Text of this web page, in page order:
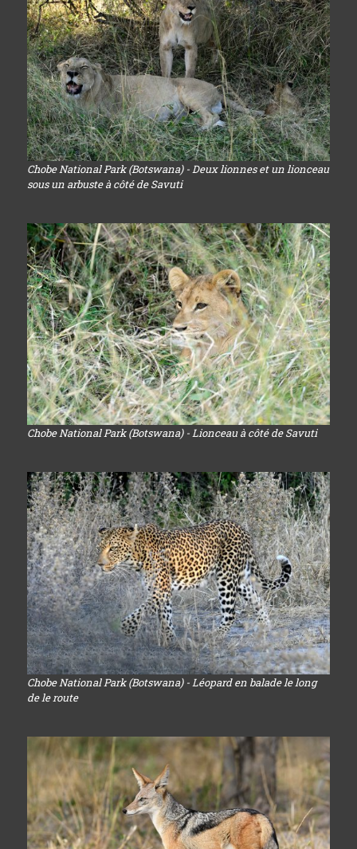
Chobe National Park (Botswana) - Deux lionnes et un lionceau
sous un arbuste à côté de Savuti
Chobe National Park (Botswana) - Lionceau à côté de Savuti
Chobe National Park (Botswana) - Léopard en balade le long
de le route